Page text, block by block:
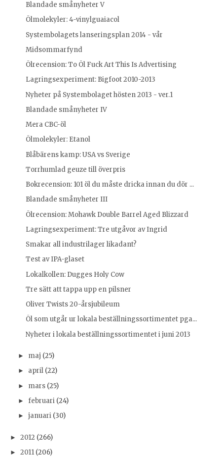
Blandade smånyheter V
Ölmolekyler: 4-vinylguaiacol
Systembolagets lanseringsplan 2014 - vår
Midsommarfynd
Ölrecension: To Öl Fuck Art This Is Advertising
Lagringsexperiment: Bigfoot 2010-2013
Nyheter på Systembolaget hösten 2013 - ver.1
Blandade smånyheter IV
Mera CBC-öl
Ölmolekyler: Etanol
Blåbärens kamp: USA vs Sverige
Torrhumlad geuze till överpris
Bokrecension: 101 öl du måste dricka innan du dör ...
Blandade smånyheter III
Ölrecension: Mohawk Double Barrel Aged Blizzard
Lagringsexperiment: Tre utgåvor av Ingrid
Smakar all industrilager likadant?
Test av IPA-glaset
Lokalkollen: Dugges Holy Cow
Tre sätt att tappa upp en pilsner
Oliver Twists 20-årsjubileum
Öl som utgår ur lokala beställningssortimentet pga...
Nyheter i lokala beställningssortimentet i juni 2013
► maj (25)
► april (22)
► mars (25)
► februari (24)
► januari (30)
► 2012 (266)
► 2011 (206)